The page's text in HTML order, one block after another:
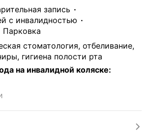
запись
с инвалидностью
парковка
стоматология, отбеливание,
гигиена полости рта
на инвалидной коляске: